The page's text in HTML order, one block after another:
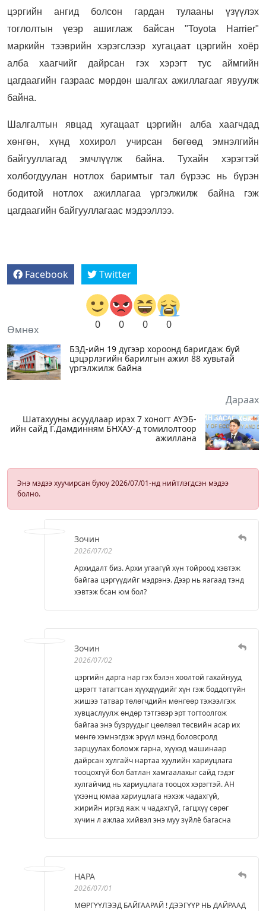
цэргийн ангид болсон гардан тулааны үзүүлэх
тоглолтын үеэр ашиглаж байсан "Toyota Harrier"
маркийн тээврийн хэрэгслээр хугацаат цэргийн хоёр
алба хаагчийг дайрсан гэх хэрэгт тус аймгийн
цагдаагийн газраас мөрдөн шалгах ажиллагааг явуулж
байна.
Шалгалтын явцад хугацаат цэргийн алба хаагчдад
хөнгөн, хүнд хохирол учирсан бөгөөд эмнэлгийн
байгууллагад эмчлүүлж байна. Тухайн хэрэгтэй
холбогдуулан нотлох баримтыг тал бүрээс нь бүрэн
бодитой нотлох ажиллагаа үргэлжилж байна гэж
цагдаагийн байгууллагаас мэдээллээ.
Facebook Twitter
0 0 0 0
Өмнөх
БЗД-ийн 19 дүгээр хороонд баригдаж буй
цэцэрлэгийн барилгын ажил 88 хувьтай
үргэлжилж байна
Дараах
Шатахууны асуудлаар ирэх 7 хоногт АҮЭБ-
ийн сайд Г.Дамдинням БНХАУ-д томилолтоор
ажиллана
Энэ мэдээ хуучирсан буюу 2026/07/01-нд нийтлэгдсэн мэдээ
болно.
Зочин
2026/07/02
Архидалт биз. Архи угаагүй хүн тойроод хэвтэж
байгаа цэргүүдийг мэдрэнэ. Дээр нь яагаад тэнд
хэвтэж бсан юм бол?
Зочин
2026/07/02
цэргийн дарга нар гэх бэлэн хоолтой гахайнууд
цэрэгт татагтсан хүүхдүүдийг хүн гэж боддоггүйн
жишээ татвар төлөгчдийн мөнгөөр тэжээлгэж
хувцаслуулж өндөр тэтгэвэр эрт тогтоолгож
байгаа энэ бузруудыг цөөлвөл төсвийн асар их
мөнгө хэмнэгдэж эрүүл мэнд боловсролд
зарцуулах боломж гарна, хүүхэд машинаар
дайрсан хулгайч нартаа хуулийн хариуцлага
тооцохгүй бол батлан хамгаалахыг сайд гэдэг
хулгайчид нь хариуцлага тооцох хэрэгтэй. АН
үхээнц юмаа хариуцлага нэхэж чадахгүй,
жирийн иргэд яаж ч чадахгүй, гагцхүү сөрөг
хүчин л ажлаа хийвэл энэ муу зүйлё багасна
НАРА
2026/07/01
МӨРГҮҮЛЭЭД БАЙГААРАЙ ! ДЭЭГҮҮР НЬ ДАЙРААД